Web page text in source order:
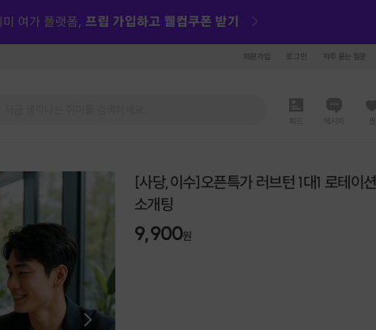
회원가입 로그인 자주 묻는 질문
메시지 찜
[사당,이수]오픈특가 러브턴 1대1 로테이션
소개팅
9,900원